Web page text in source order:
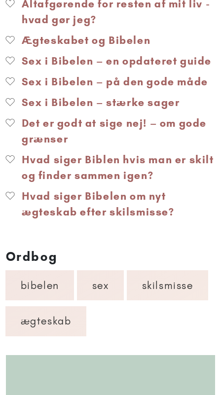
Altafgørende for resten af mit liv -
hvad gør jeg?
Ægteskabet og Bibelen
Sex i Bibelen – en opdateret guide
Sex i Bibelen – på den gode måde
Sex i Bibelen – stærke sager
Det er godt at sige nej! – om gode
grænser
Hvad siger Biblen hvis man er skilt
og finder sammen igen?
Hvad siger Bibelen om nyt
ægteskab efter skilsmisse?
Ordbog
bibelen sex skilsmisse
ægteskab